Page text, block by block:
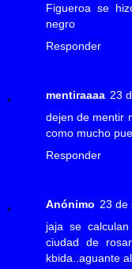
Figueroa se
negro
Responder
mentiraaaa 23
dejen de mentir
como mucho
Responder
Anónimo 23 de
jaja se
ciudad de
kbida..aguante